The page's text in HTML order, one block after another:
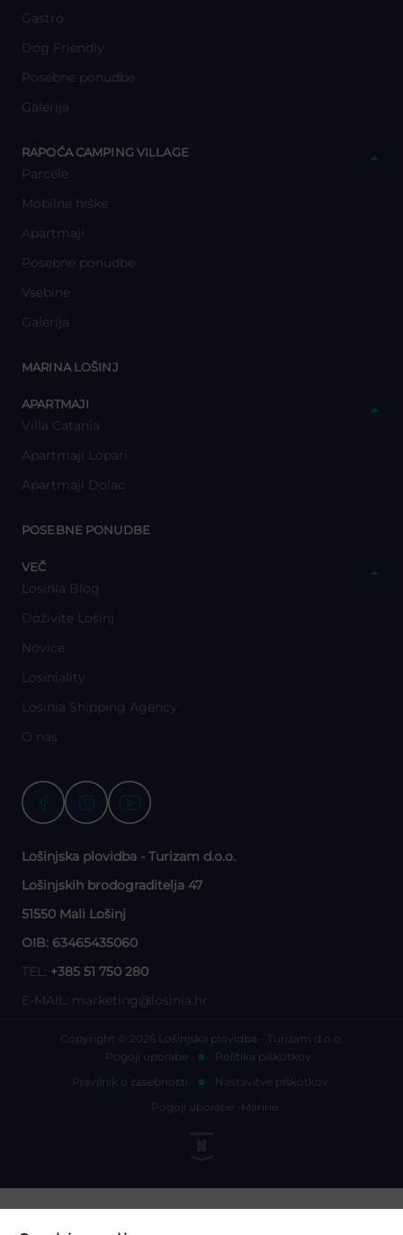
Gastro
Dog Friendly
Posebne ponudbe
Galerija
RAPOĆA CAMPING VILLAGE
Parcele
Mobilne hiške
Apartmaji
Posebne ponudbe
Vsebine
Galerija
MARINA LOŠINJ
APARTMAJI
Villa Catania
Apartmaji Lopari
Apartmaji Dolac
POSEBNE PONUDBE
VEČ
Losinia Blog
Doživite Lošinj
Novice
Losiniality
Losinia Shipping Agency
O nas
Lošinjska plovidba - Turizam d.o.o.
Lošinjskih brodograditelja 47
51550 Mali Lošinj
OIB: 63465435060
TEL: +385 51 750 280
E-MAIL: marketing@losinia.hr
Copyright © 2026 Lošinjska plovidba - Turizam d.o.o.
Pogoji uporabe
Politika piškotkov
Pravilnik o zasebnosti
Nastavitve piškotkov
Pogoji uporabe -Marine